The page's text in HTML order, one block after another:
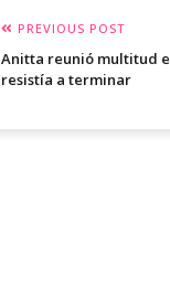
PREVIOUS POST
Anitta reunió multitud
resistía a terminar